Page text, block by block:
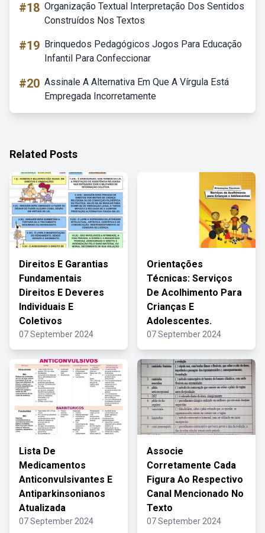
#18 Organização Textual Interpretação Dos Sentidos
Construídos Nos Textos
#19 Brinquedos Pedagógicos Jogos Para Educação
Infantil Para Confeccionar
#20 Assinale A Alternativa Em Que A Vírgula Está
Empregada Incorretamente
Related Posts
Direitos E Garantias
Fundamentais
Direitos E Deveres
Individuais E
Coletivos
07 September 2024
Orientações
Técnicas: Serviços
De Acolhimento Para
Crianças E
Adolescentes.
07 September 2024
Lista De
Medicamentos
Anticonvulsivantes E
Antiparkinsonianos
Atualizada
07 September 2024
Associe
Corretamente Cada
Figura Ao Respectivo
Canal Mencionado No
Texto
07 September 2024